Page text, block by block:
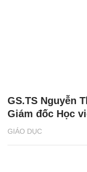
GIÁO DỤC
GS.TS Nguyễn
Giám đốc Học